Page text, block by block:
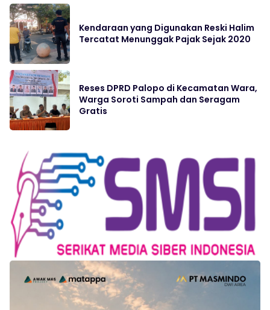
Kendaraan yang Digunakan Reski Halim
Tercatat Menunggak Pajak Sejak 2020
Reses DPRD Palopo di Kecamatan Wara,
Warga Soroti Sampah dan Seragam
Gratis